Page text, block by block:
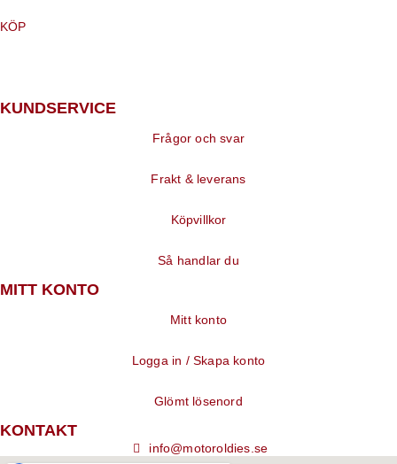
KÖP
KUNDSERVICE
Frågor och svar
Frakt & leverans
Köpvillkor
Så handlar du
MITT KONTO
Mitt konto
Logga in / Skapa konto
Glömt lösenord
KONTAKT
info@motoroldies.se